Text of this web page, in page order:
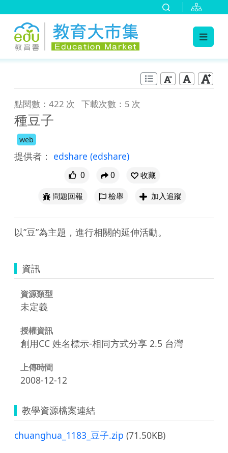
點閱數：422 次 下載次數：5 次
種豆子
web
提供者： edshare (edshare)
0 0
收藏
問題回報
檢舉 加入追蹤
以”豆”為主題，進行相關的延伸活動。
資訊
資源類型
未定義
授權資訊
創用CC 姓名標示-相同方式分享 2.5 台灣
上傳時間
2008-12-12
教學資源檔案連結
chuanghua_1183_豆子.zip (71.50KB)